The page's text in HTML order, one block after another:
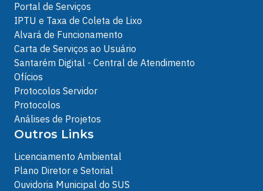
Portal de Serviços
IPTU e Taxa de Coleta de Lixo
Alvará de Funcionamento
Carta de Serviços ao Usuário
Santarém Digital - Central de Atendimento
Ofícios
Protocolos Servidor
Protocolos
Análises de Projetos
Outros Links
Licenciamento Ambiental
Plano Diretor e Setorial
Ouvidoria Municipal do SUS